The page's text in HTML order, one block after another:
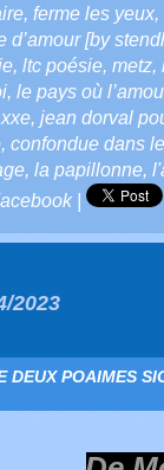
, ferme les yeux,
d’amour [by
, ltc poésie, metz,
, le pays où
, jean dorval
, confondue dans
, la papillonne,
|
2023
DEUX POAIMES